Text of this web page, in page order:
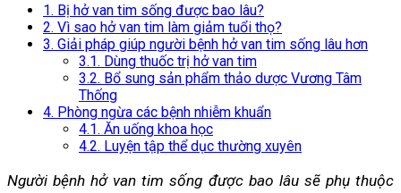
1. Bị hở van tim sống được bao lâu?
2. Vì sao hở van tim làm giảm tuổi thọ?
3. Giải pháp giúp người bệnh hở van tim sống lâu hơn
3.1. Dùng thuốc trị hở van tim
3.2. Bổ sung sản phẩm thảo dược Vương Tâm
Thống
4. Phòng ngừa các bệnh nhiễm khuẩn
4.1. Ăn uống khoa học
4.2. Luyện tập thể dục thường xuyên
Người bệnh hở van tim sống được bao lâu sẽ phụ thuộc